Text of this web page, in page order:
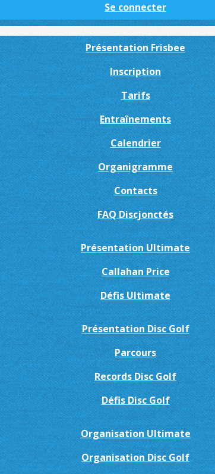
Se connecter
Présentation Frisbee
Inscription
Tarifs
Entraînements
Calendrier
Organigramme
Contacts
FAQ Discjonctés
Présentation Ultimate
Callahan Price
Défis Ultimate
Présentation Disc Golf
Parcours
Records Disc Golf
Défis Disc Golf
Organisation Ultimate
Organisation Disc Golf